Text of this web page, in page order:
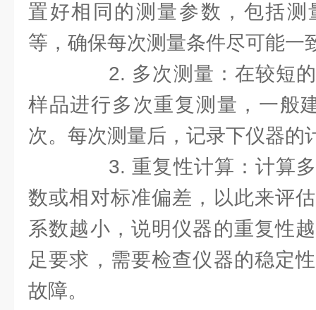
置好相同的测量参数，包括
等，确保每次测量条件尽可能一
2. 多次测量：在较短的
样品进行多次重复测量，一般
次。每次测量后，记录下仪器的
3. 重复性计算：计算多
数或相对标准偏差，以此来评
系数越小，说明仪器的重复性
足要求，需要检查仪器的稳定
故障。